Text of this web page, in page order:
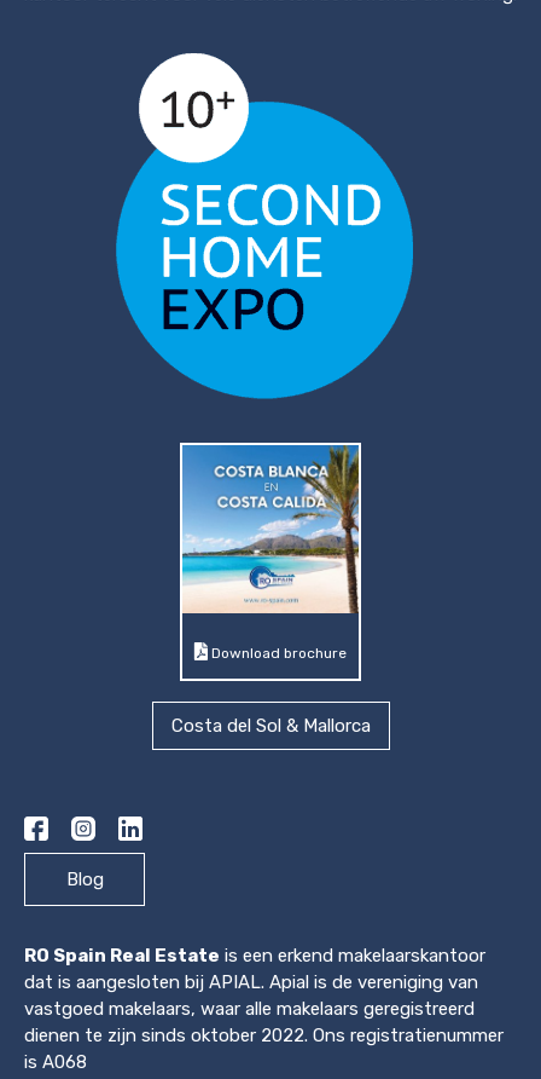
Download brochure
Costa del Sol & Mallorca
Blog
RO Spain Real Estate is een erkend makelaarskantoor
dat is aangesloten bij APIAL. Apial is de vereniging van
vastgoed makelaars, waar alle makelaars geregistreerd
dienen te zijn sinds oktober 2022. Ons registratienummer
is A068